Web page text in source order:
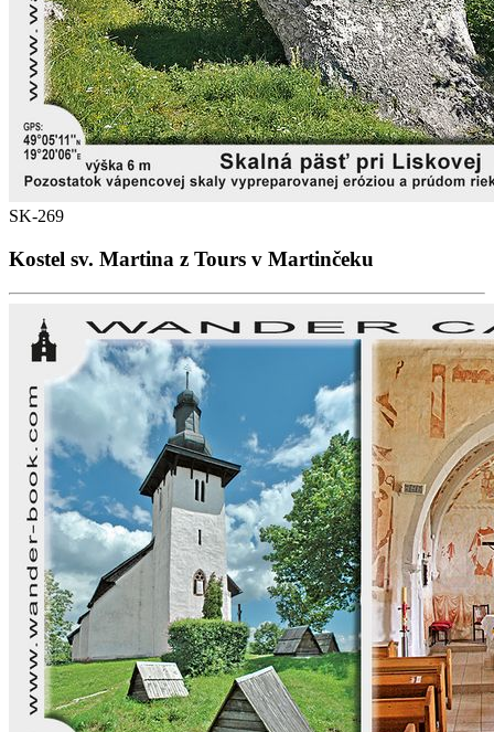
SK-269
Kostel sv. Martina z Tours v Martinčeku